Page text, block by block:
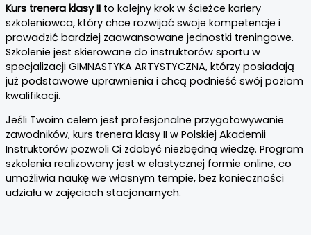
Kurs trenera klasy II to kolejny krok w ścieżce kariery
szkoleniowca, który chce rozwijać swoje kompetencje i
prowadzić bardziej zaawansowane jednostki treningowe.
Szkolenie jest skierowane do instruktorów sportu w
specjalizacji GIMNASTYKA ARTYSTYCZNA, którzy posiadają
już podstawowe uprawnienia i chcą podnieść swój poziom
kwalifikacji.
Jeśli Twoim celem jest profesjonalne przygotowywanie
zawodników, kurs trenera klasy II w Polskiej Akademii
Instruktorów pozwoli Ci zdobyć niezbędną wiedzę. Program
szkolenia realizowany jest w elastycznej formie online, co
umożliwia naukę we własnym tempie, bez konieczności
udziału w zajęciach stacjonarnych.